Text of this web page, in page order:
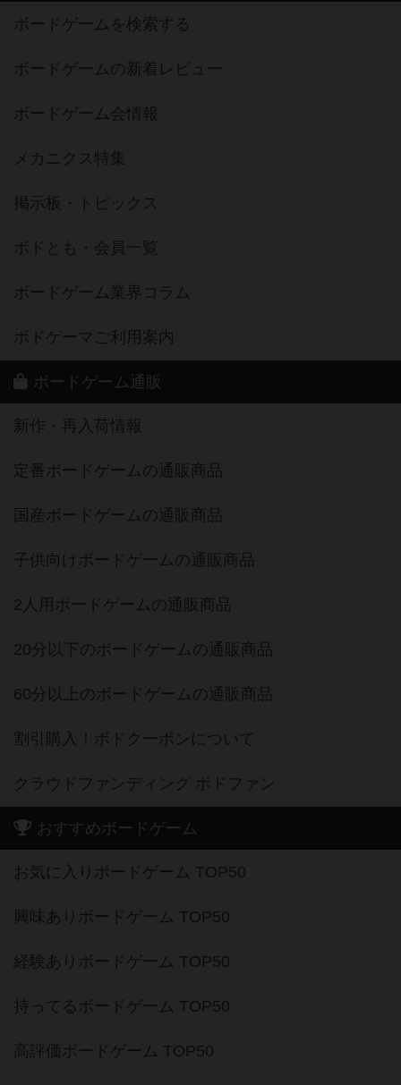
ボードゲームを検索する
ボードゲームの新着レビュー
ボードゲーム会情報
メカニクス特集
掲示板・トピックス
ボドとも・会員一覧
ボードゲーム業界コラム
ボドゲーマご利用案内
ボードゲーム通販
新作・再入荷情報
定番ボードゲームの通販商品
国産ボードゲームの通販商品
子供向けボードゲームの通販商品
2人用ボードゲームの通販商品
20分以下のボードゲームの通販商品
60分以上のボードゲームの通販商品
割引購入！ボドクーポンについて
クラウドファンディング ボドファン
おすすめボードゲーム
お気に入りボードゲーム TOP50
興味ありボードゲーム TOP50
経験ありボードゲーム TOP50
持ってるボードゲーム TOP50
高評価ボードゲーム TOP50